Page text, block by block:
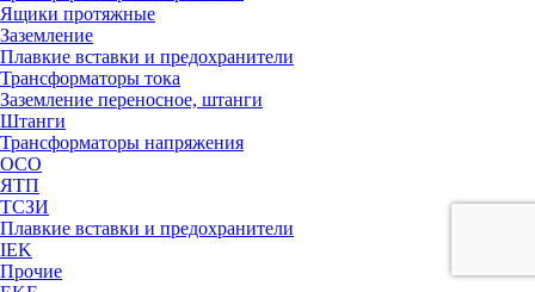
Ящики протяжные
Заземление
Плавкие вставки и предохранители
Трансформаторы тока
Заземление переносное, штанги
Штанги
Трансформаторы напряжения
ОСО
ЯТП
ТСЗИ
Плавкие вставки и предохранители
IEK
Прочие